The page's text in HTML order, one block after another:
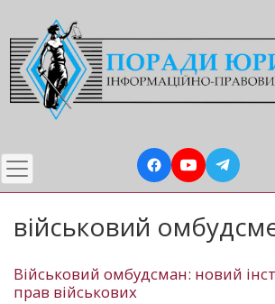
до
основного
вмісту
військовий
Військовий омбудсман: новий
прав військових